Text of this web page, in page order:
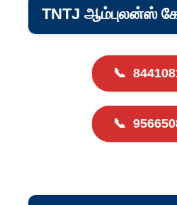
TNTJ ஆம்புலன்ஸ்
📞
📞